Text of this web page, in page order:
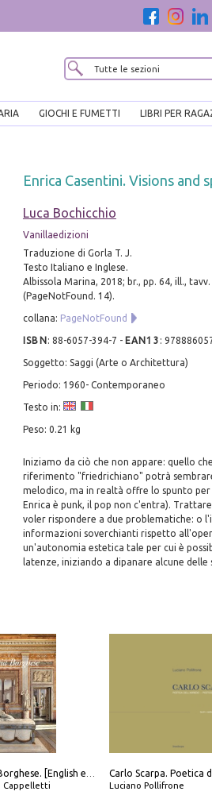
GIOCHI E FUMETTI LIBRI PER
Enrica Casentini. Visions and
Luca Bochicchio
Vanillaedizioni
Traduzione di Gorla T. J.
Testo Italiano e Inglese.
Albissola Marina, 2018; br., pp. 64, ill.,
(PageNotFound. 14).
collana: PageNotFound
ISBN : 88-6057-394-7 - EAN13 :
Soggetto: Saggi (Arte o Architettura)
Periodo: 1960- Contemporaneo
Testo in:
Peso: 0.21 kg
Iniziamo da ciò che non appare: quello
riferimento "friedrichiano" potrà
melodico, ma in realtà offre lo spunto per
Enrica è punk, il pop non c'entra).
voler rispondere a due problematiche: o
informazioni soverchianti rispetto
un'autonomia estetica tale per cui è
latenze, iniziando a dipanare alcune
Cappelletti
Luciano Pollifrone